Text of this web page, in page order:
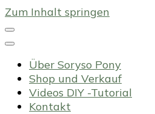
Zum Inhalt springen
Über Soryso Pony
Shop und Verkauf
Videos DIY -Tutorial
Kontakt